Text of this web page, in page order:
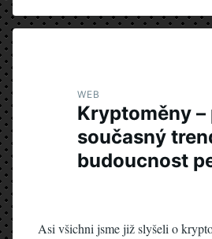
WEB
Kryptoměny –
současný
budoucnost
Asi všichni jsme již slyšeli o